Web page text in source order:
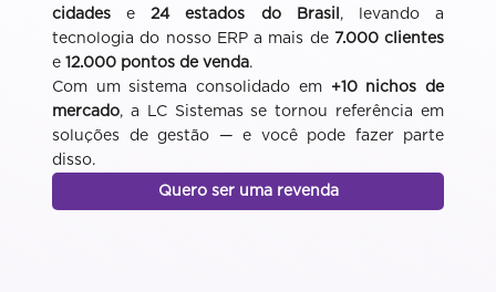
cidades e24 estados do Brasil , levando a
tecnologia do nosso ERP a mais de 7.000 clientes
e 12.000 pontos de venda.
Com um sistema consolidado em
+10 nichos de
mercado, a LC Sistemas se tornou referência em
soluções de gestão — e você pode fazer parte
disso.
Quero ser uma revenda